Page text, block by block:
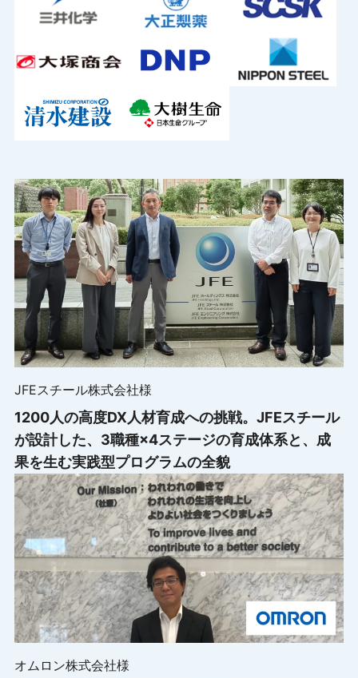
JFEスチール株式会社様
1200人の高度DX人材育成への挑戦。JFEスチール
が設計した、3職種×4ステージの育成体系と、成
果を生む実践型プログラムの全貌
オムロン株式会社様